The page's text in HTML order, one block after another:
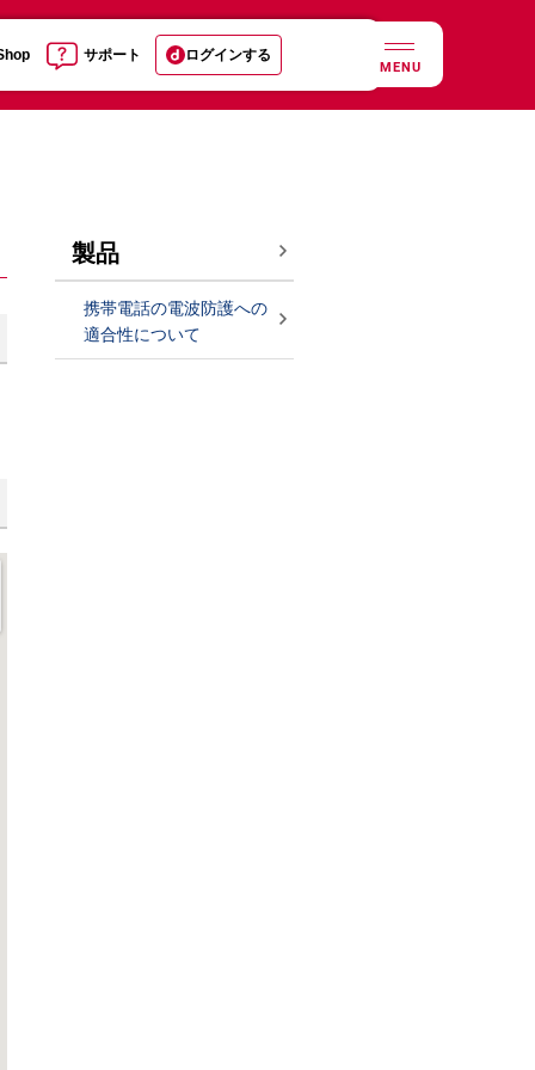
サポート ログインする
MENU
製品
携帯電話の電波防護への
適合性について